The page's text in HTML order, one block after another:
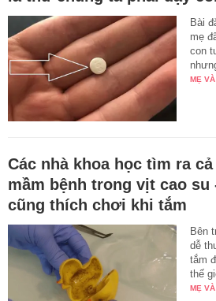
Bài
mẹ
con
MẸ
Các nhà khoa học tìm ra
mầm bệnh trong vịt cao
cũng thích chơi khi tắm
Bên
dễ
tắm
thế
MẸ